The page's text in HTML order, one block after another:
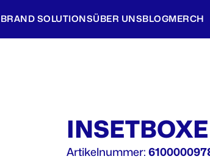
BRAND SOLUTIONSÜBER UNSBLOGMERCH
Artikelnummer: